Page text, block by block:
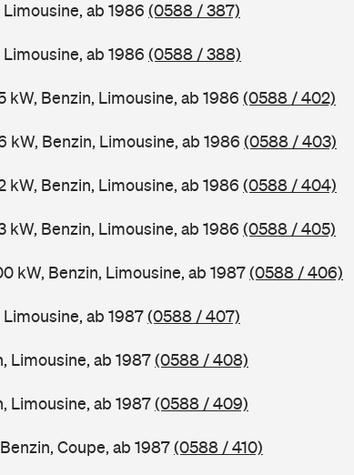
ab 1986 (0588 / 387)
ab 1986 (0588 / 388)
kW, Benzin, Limousine, ab 1986 (0588 / 402)
kW, Benzin, Limousine, ab 1986 (0588 / 403)
kW, Benzin, Limousine, ab 1986 (0588 / 404)
kW, Benzin, Limousine, ab 1986 (0588 / 405)
kW, Benzin, Limousine, ab 1987(0588 / 406)
ab 1987(0588 / 407)
Limousine, ab 1987(0588 / 408)
Limousine, ab 1987(0588 / 409)
Coupe, ab 1987(0588 / 410)